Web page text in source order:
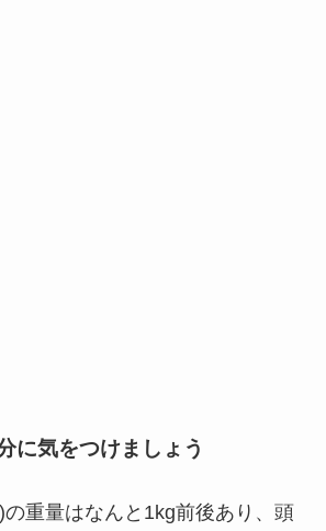
に気をつけましょう
重量はなんと1kg前後あり、頭